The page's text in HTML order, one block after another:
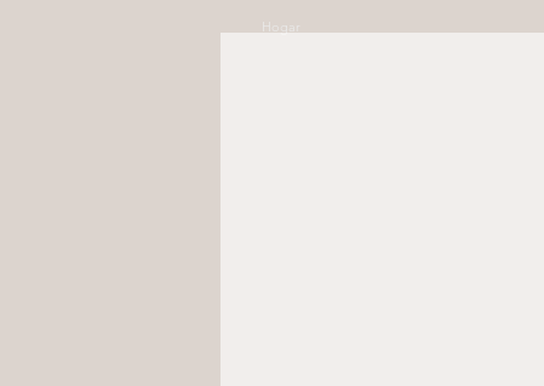
Hogar